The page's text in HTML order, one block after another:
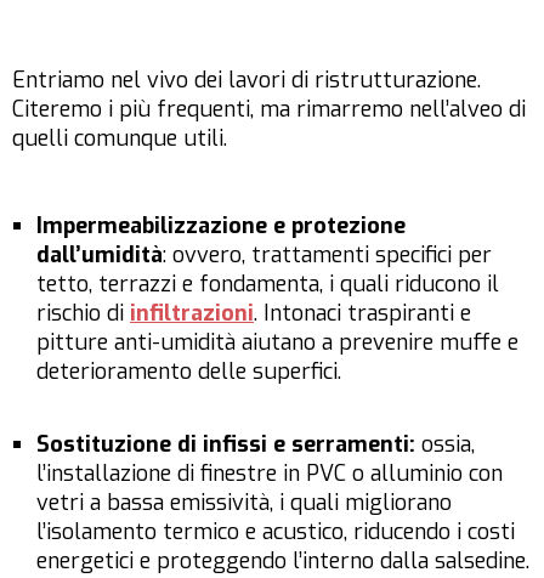
Entriamo nel vivo dei lavori di ristrutturazione.
Citeremo i più frequenti, ma rimarremo nell’alveo di
quelli comunque utili.
Impermeabilizzazione e protezione
dall’umidità: ovvero, trattamenti specifici per
tetto, terrazzi e fondamenta, i quali riducono il
rischio di infiltrazioni. Intonaci traspiranti e
pitture anti-umidità aiutano a prevenire muffe e
deterioramento delle superfici.
Sostituzione di infissi e serramenti: ossia,
l’installazione di finestre in PVC o alluminio con
vetri a bassa emissività, i quali migliorano
l’isolamento termico e acustico, riducendo i costi
energetici e proteggendo l’interno dalla salsedine.